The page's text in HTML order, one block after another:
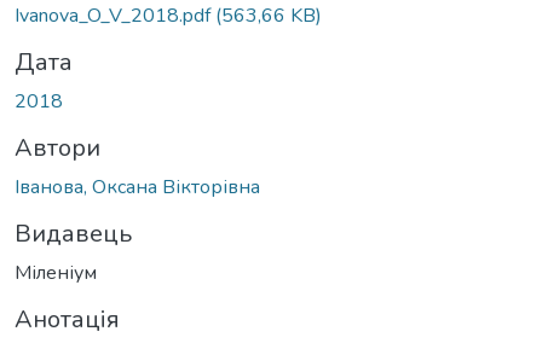
Ivanova_O_V_2018.pdf(563,66 KB)
Дата
2018
Автори
Іванова, Оксана Вікторівна
Видавець
Міленіум
Анотація